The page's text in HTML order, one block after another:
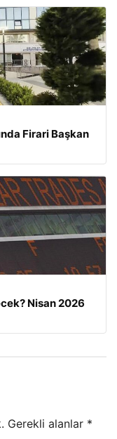
Firari Başkan
Nisan 2026
Gerekli alanlar *